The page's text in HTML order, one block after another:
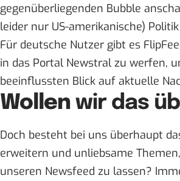
gegenüberliegenden Bubble
leider nur US-amerikanische)
Für deutsche Nutzer gibt es
in das Portal Newstralzu werfen,
beeinflussten Blick auf aktuelle
Wollen wir das
Doch besteht bei uns überhaupt
erweitern und unliebsame
unseren Newsfeed zu lassen?